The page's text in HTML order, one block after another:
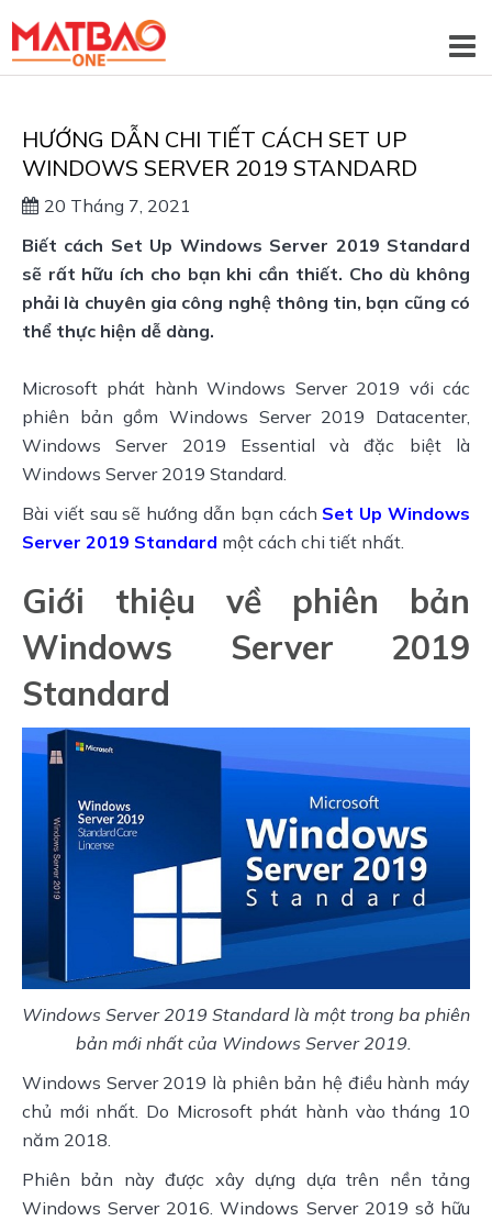
HƯỚNG DẪN CHI TIẾT CÁCH SET UP
WINDOWS SERVER 2019 STANDARD
20 Tháng 7, 2021
Biết cách Set Up Windows Server 2019 Standard
sẽ rất hữu ích cho bạn khi cần thiết. Cho dù không
phải là chuyên gia công nghệ thông tin, bạn cũng có
thể thực hiện dễ dàng.
Microsoft phát hành Windows Server 2019 với các
phiên bản gồm Windows Server 2019 Datacenter,
Windows Server 2019 Essential và đặc biệt là
Windows Server 2019 Standard.
Bài viết sau sẽ hướng dẫn bạn cách Set Up Windows
Server 2019 Standard một cách chi tiết nhất.
Giới thiệu về phiên bản
Windows Server 2019
Standard
Windows Server 2019 Standard là một trong ba phiên
bản mới nhất của Windows Server 2019.
Windows Server 2019 là phiên bản hệ điều hành máy
chủ mới nhất. Do Microsoft phát hành vào tháng 10
năm 2018.
Phiên bản này được xây dựng dựa trên nền tảng
Windows Server 2016. Windows Server 2019 sở hữu